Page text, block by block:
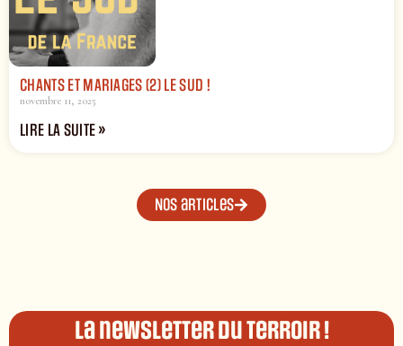
CHANTS ET MARIAGES (2) LE SUD !
novembre 11, 2025
LIRE LA SUITE »
Nos articles
La newsletter du terroir !